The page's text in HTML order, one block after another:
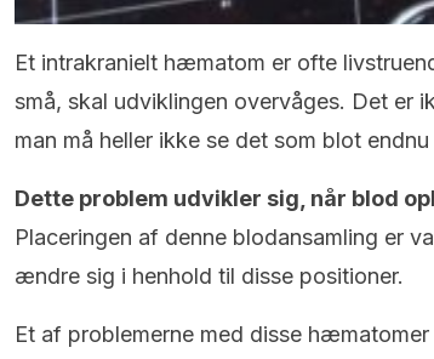
Et intrakranielt hæmatom er ofte
små, skal udviklingen overvåges. Det er
man må heller ikke se det som blot
Dette problem udvikler sig, når blod
Placeringen af denne blodansamling er
ændre sig i henhold til disse positioner.
Et af problemerne med disse